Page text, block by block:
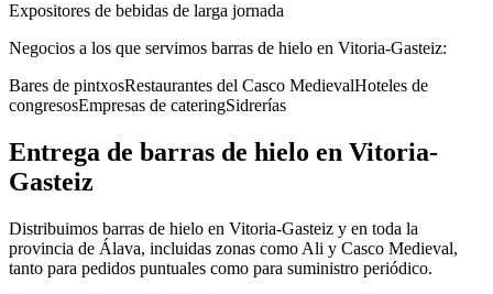
Expositores de bebidas de larga jornada
Negocios a los que servimos barras de hielo en Vitoria-Gasteiz:
Bares de pintxosRestaurantes del Casco MedievalHoteles de
congresosEmpresas de cateringSidrerías
Entrega de barras de hielo en Vitoria-
Gasteiz
Distribuimos barras de hielo en Vitoria-Gasteiz y en toda la
provincia de Álava, incluidas zonas como Ali y Casco Medieval,
tanto para pedidos puntuales como para suministro periódico.